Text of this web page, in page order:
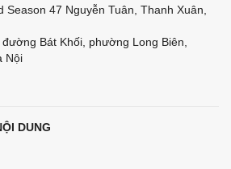
Season 47 Nguyễn Tuân, Thanh Xuân,
Bát Khối, phường Long Biên,
Nội
DUNG